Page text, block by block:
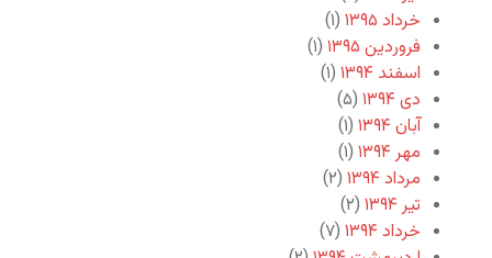
خرداد ۱۳۹۵
(۱)
فروردین ۱۳۹۵
(۱)
اسفند ۱۳۹۴
(۱)
دی ۱۳۹۴
(۵)
آبان ۱۳۹۴
(۱)
مهر ۱۳۹۴
(۱)
مرداد ۱۳۹۴
(۲)
تیر ۱۳۹۴
(۲)
خرداد ۱۳۹۴
(۷)